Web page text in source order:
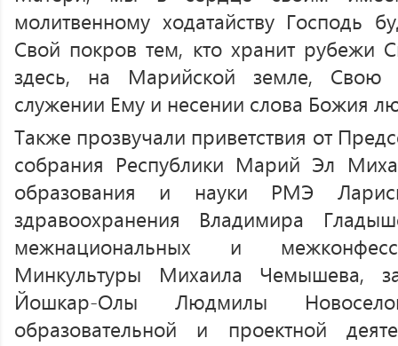
молитвенному ходатайству Господь
Свой покров тем, кто хранит рубежи
здесь, на Марийской земле, Свою
служении Ему и несении слова Божия
Также прозвучали приветствия от
собрания Республики Марий Эл
образования и науки РМЭ
здравоохранения Владимира
межнациональных и
Минкультуры Михаила Чемышева,
Йошкар-Олы Людмилы
образовательной и проектной